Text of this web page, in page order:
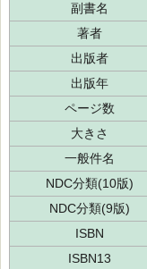
副書名
著者
出版者
出版年
ページ数
大きさ
一般件名
NDC分類(10版)
NDC分類(9版)
ISBN
ISBN13